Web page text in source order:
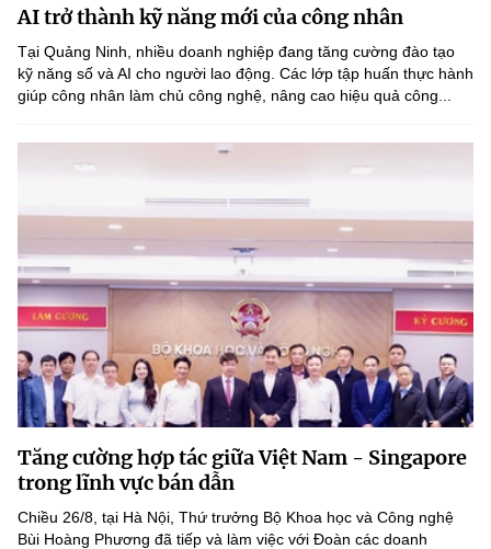
Sở Khoa học và Công nghệ
Chuyển đổi số
Bưu chính, Viễn thông
Sở hữu trí tuệ
Năng lượng nguyên tử
Tin tổng hợp
Tin địa phương
Văn bản QPPL
Văn bản chỉ đạo điều hành
MST IOFFICE
THỐNG KÊ
Chuyển đổi số
Bưu chính, Viễn thông
Tiêu chuẩn, đo lường, chất lượng
Năng lượng nguyên tử
THƯ ĐIỆN TỬ
Khác
Videos
Infographic
Ảnh
Voice
Nhiệm vụ trọng tâm
AI trở thành kỹ năng mới của công nhân
Tại Quảng Ninh, nhiều doanh nghiệp đang tăng cường đào tạo
kỹ năng số và AI cho người lao động. Các lớp tập huấn thực hành
giúp công nhân làm chủ công nghệ, nâng cao hiệu quả công...
Tăng cường hợp tác giữa Việt Nam - Singapore
trong lĩnh vực bán dẫn
Chiều 26/8, tại Hà Nội, Thứ trưởng Bộ Khoa học và Công nghệ
Bùi Hoàng Phương đã tiếp và làm việc với Đoàn các doanh